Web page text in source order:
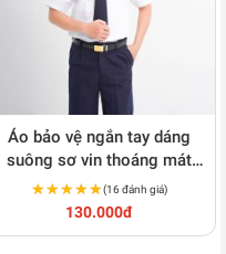
Áo bảo vệ ngắn tay dáng
suông sơ vin thoáng mát
cao cấp BH08A
★★★★★
★★★★★(16 đánh giá)
130.000đ